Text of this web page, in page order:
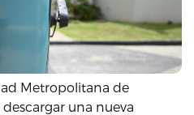
Metropolitana de
una nueva